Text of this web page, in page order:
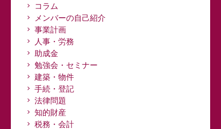
コラム
メンバーの自己紹介
事業計画
人事・労務
助成金
勉強会・セミナー
建築・物件
手続・登記
法律問題
知的財産
税務・会計